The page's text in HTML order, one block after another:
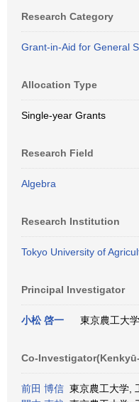
Research Category
Grant-in-Aid for General
Allocation Type
Single-year Grants
Research Field
Algebra
Research Institution
Tokyo University of
Principal Investigator
小松 啓一 東京農工大
Co-
前田 博信 東京農工大学,